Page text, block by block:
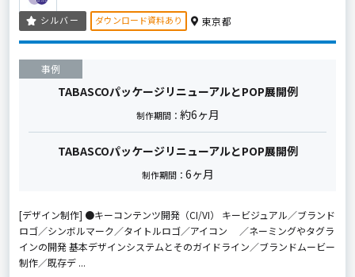
シルバー ダウンロード資料あり 東京都
事例
TABASCOパッケージリニューアルとPOP展開例
制作期間： 約6ヶ月
TABASCOパッケージリニューアルとPOP展開例
制作期間： 6ヶ月
[デザイン制作] ●キーコンテンツ開発（CI/VI） キービジュアル／ブランド
ロゴ／シンボルマーク／タイトルロゴ／アイコン ／ネーミングやタグラ
インの開発 基本デザインシステムとそのガイドライン／ブランドムービー
制作／既存デ ...